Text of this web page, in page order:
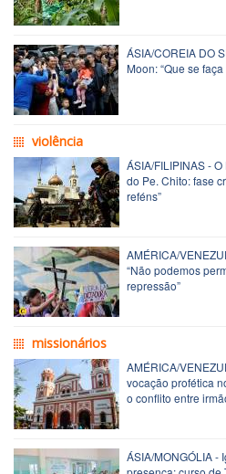
ÁSIA/COREIA DO
Moon: “Que se faça
violência
ÁSIA/FILIPINAS -
do Pe. Chito: fase
reféns”
AMÉRICA/
“Não podemos
repressão”
missionários
AMÉRICA/
vocação profética
o conflito entre
ÁSIA/MONGÓLIA -